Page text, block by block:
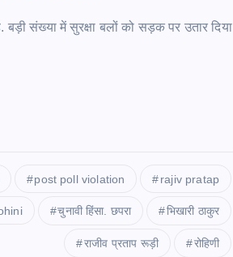
संख्या में सुरक्षा बलों को सड़क पर उतार दिया
post poll violation rajiv pratap
चुनावी हिंसा. छपरा भिखारी ठाकुर
राजीव प्रताप रूड़ी रोहिणी